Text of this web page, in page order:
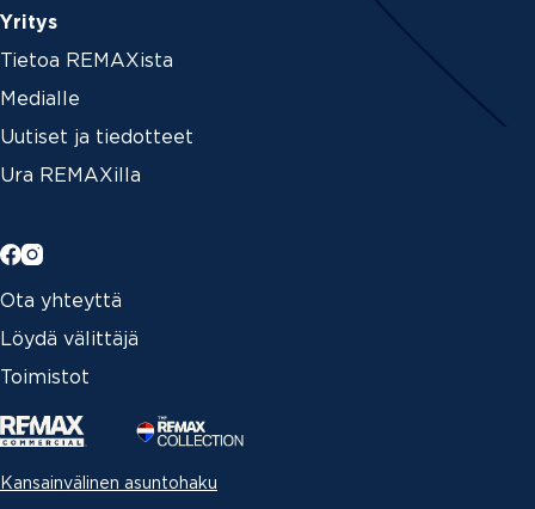
Yritys
Tietoa REMAXista
Medialle
Uutiset ja tiedotteet
Ura REMAXilla
Ota yhteyttä
Löydä välittäjä
Toimistot
Kansainvälinen asuntohaku